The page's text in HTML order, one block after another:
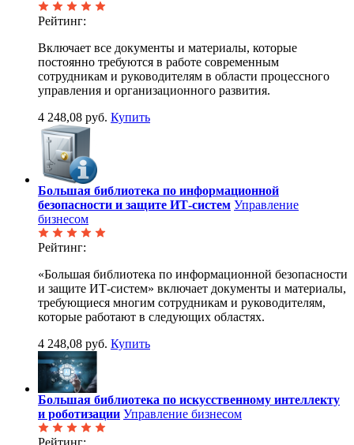
Рейтинг:
Включает все документы и материалы, которые
постоянно требуются в работе современным
сотрудникам и руководителям в области процессного
управления и организационного развития.
4 248,08 руб. Купить
Большая библиотека по информационной
безопасности и защите ИТ-систем Управление
бизнесом
Рейтинг:
«Большая библиотека по информационной безопасности
и защите ИТ-систем» включает документы и материалы,
требующиеся многим сотрудникам и руководителям,
которые работают в следующих областях.
4 248,08 руб. Купить
Большая библиотека по искусственному интеллекту
и роботизации Управление бизнесом
Рейтинг: